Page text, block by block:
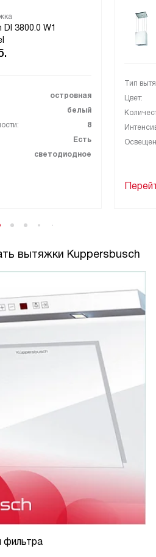
3800.0 W1
островная
белый
8
Есть
светодиодное
Тип
Цвет:
вытяжки Kuppersbusch
фильтра